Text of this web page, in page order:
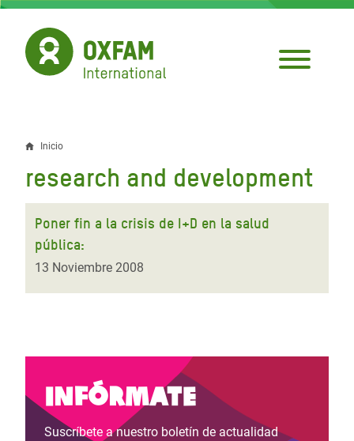
Pasar
contenido
principal
Sobrescribir
enlaces
de
ayuda
la
Inicio
research and development
Poner fin a la crisis de I+D en la salud
pública:
13 Noviembre 2008
Infórmate
Suscríbete a nuestro boletín de actualidad